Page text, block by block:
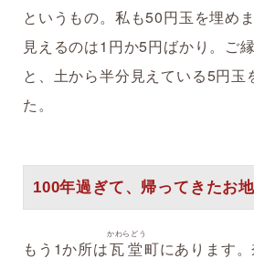
というもの。私も50円玉を埋め
見えるのは1円か5円ばかり。ご
と、土から半分見えている5円玉
た。
100年過ぎて、帰ってきたお
もう1か所は瓦堂
かわらどう
町にあります